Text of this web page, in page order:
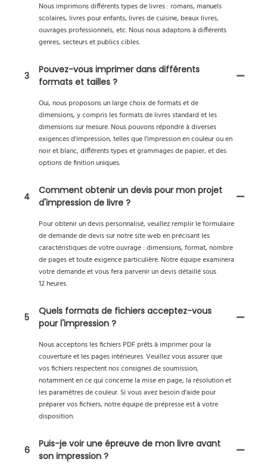
Nous imprimons différents types de livres : romans, manuels
scolaires, livres pour enfants, livres de cuisine, beaux livres,
ouvrages professionnels, etc. Nous nous adaptons à différents
genres, secteurs et publics cibles.
3
Pouvez-vous imprimer dans différents
formats et tailles ?
Oui, nous proposons un large choix de formats et de
dimensions, y compris les formats de livres standard et les
dimensions sur mesure. Nous pouvons répondre à diverses
exigences d'impression, telles que l'impression en couleur ou en
noir et blanc, différents types et grammages de papier, et des
options de finition uniques.
4
Comment obtenir un devis pour mon projet
d'impression de livre ?
Pour obtenir un devis personnalisé, veuillez remplir le formulaire
de demande de devis sur notre site web en précisant les
caractéristiques de votre ouvrage : dimensions, format, nombre
de pages et toute exigence particulière. Notre équipe examinera
votre demande et vous fera parvenir un devis détaillé sous
12 heures.
5
Quels formats de fichiers acceptez-vous
pour l'impression ?
Nous acceptons les fichiers PDF prêts à imprimer pour la
couverture et les pages intérieures. Veuillez vous assurer que
vos fichiers respectent nos consignes de soumission,
notamment en ce qui concerne la mise en page, la résolution et
les paramètres de couleur. Si vous avez besoin d'aide pour
préparer vos fichiers, notre équipe de prépresse est à votre
disposition.
6
Puis-je voir une épreuve de mon livre avant
son impression ?